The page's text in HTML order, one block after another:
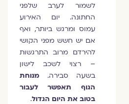
לשמור לערב שלפני
החתונה. יום האירוע
עמוס ומרגש ביותר, ואף
אם יש חשש מפני הקושי
להירדם מרוב התרגשות
– רצוי לשכב לישון
בשעה סבירה.
מנוחת
הגוף תאפשר לעבור
בטוב את היום הגדול.